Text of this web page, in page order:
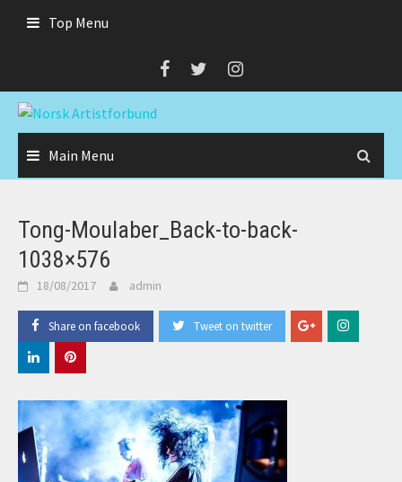
Top Menu
Main Menu
Tong-Moulaber_Back-to-back-
1038×576
18/08/2017 admin
Share on facebook Tweet on twitter